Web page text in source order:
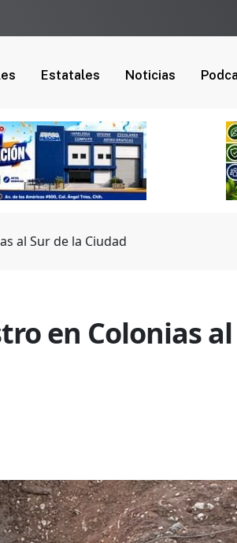
Estatales Noticias
al Sur de la Ciudad
en Colonias al